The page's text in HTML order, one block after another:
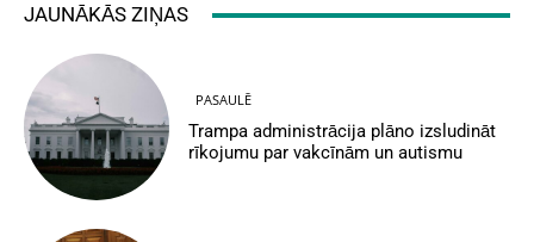
JAUNĀKĀS ZIŅAS
PASAULĒ
Trampa administrācija plāno izsludināt
rīkojumu par vakcīnām un autismu